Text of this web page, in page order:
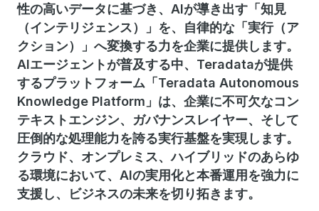
性の高いデータに基づき、AIが導き出す「知見
（インテリジェンス）」を、自律的な「実行（ア
クション）」へ変換する力を企業に提供します。
AIエージェントが普及する中、Teradataが提供
するプラットフォーム「Teradata Autonomous
Knowledge Platform」は、企業に不可欠なコン
テキストエンジン、ガバナンスレイヤー、そして
圧倒的な処理能力を誇る実行基盤を実現します。
クラウド、オンプレミス、ハイブリッドのあらゆ
る環境において、AIの実用化と本番運用を強力に
支援し、ビジネスの未来を切り拓きます。